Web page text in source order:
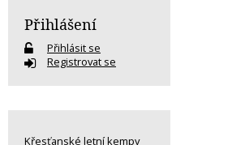
Přihlášení
Přihlásit se
Registrovat se
Křesťanské letní kempy